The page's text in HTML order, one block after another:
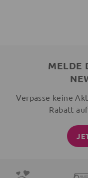
MELDE
Verpasse keine
Rabatt